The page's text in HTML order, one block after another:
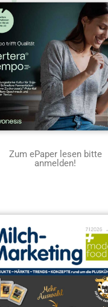
Zum ePaper lesen bitte
anmelden!